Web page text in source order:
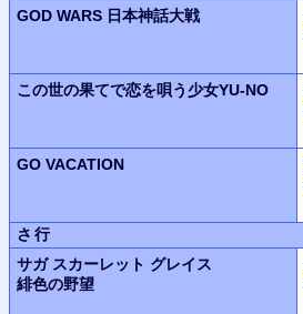
GOD WARS 日本神話大戦
この世の果てで恋を唄う少女YU-NO
GO VACATION
さ行
サガ スカーレット グレイス
緋色の野望